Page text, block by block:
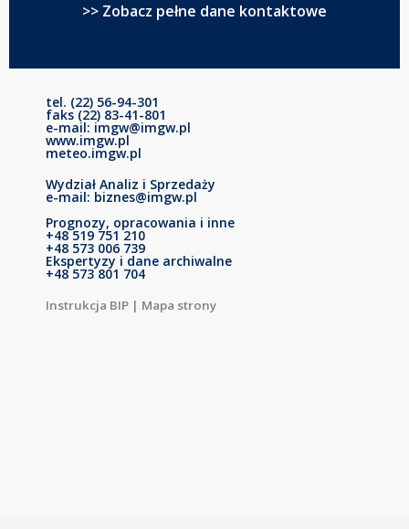
>> Zobacz pełne dane kontaktowe
tel. (22) 56-94-301
faks (22) 83-41-801
e-mail: imgw@imgw.pl
www.imgw.pl
meteo.imgw.pl
Wydział Analiz i Sprzedaży
e-mail: biznes@imgw.pl
Prognozy, opracowania i inne
+48 519 751 210
+48 573 006 739
Ekspertyzy i dane archiwalne
+48 573 801 704
Instrukcja BIP | Mapa strony